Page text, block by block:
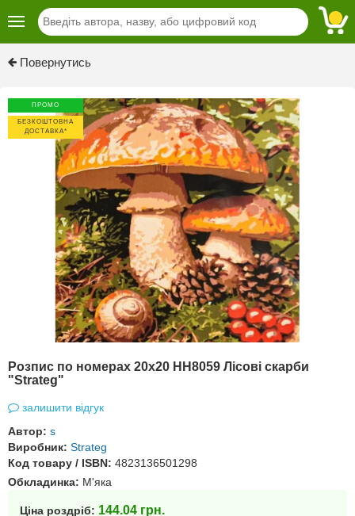
Повернутись
ПРОМО
БЕЗКОШТОВНА
ДОСТАВКА*
Розпис по номерах 20х20 HH8059 Лісові скарби
"Strateg"
залишити відгук
Автор: s
Виробник: Strateg
Код товару / ISBN: 4823136501298
Обкладинка: М'яка
Ціна роздріб: 144.04 грн.